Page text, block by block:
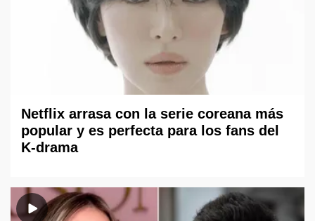
Netflix arrasa con la serie coreana más
popular y es perfecta para los fans del
K-drama